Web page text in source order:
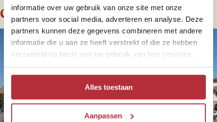
informatie over uw gebruik van onze site met onze
partners voor social media, adverteren en analyse. Deze
partners kunnen deze gegevens combineren met andere
informatie die u aan ze heeft verstrekt of die ze hebben
verzameld op basis van uw gebruik van hun services.
Alles toestaan
Aanpassen
Ga deze zomer nog op reis!